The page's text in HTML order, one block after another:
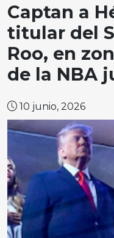
Captan a
titular del
Roo, en
de la NBA
10 junio, 2026